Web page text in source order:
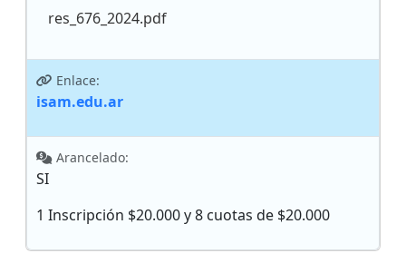
res_676_2024.pdf
Enlace:
isam.edu.ar
Arancelado:
SI
1 Inscripción $20.000 y 8 cuotas de $20.000